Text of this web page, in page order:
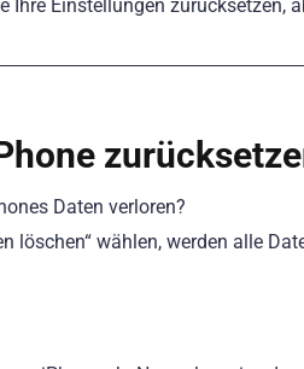
Ihre Einstellungen zurücksetzen,
Daten verloren?
löschen“ wählen, werden alle